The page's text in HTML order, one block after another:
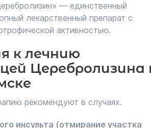
— единственный
лекарственный препарат с
активностью.
к лечнию
Церебролизина
рекомендуют в случаях.
инсульта (отмирание участка